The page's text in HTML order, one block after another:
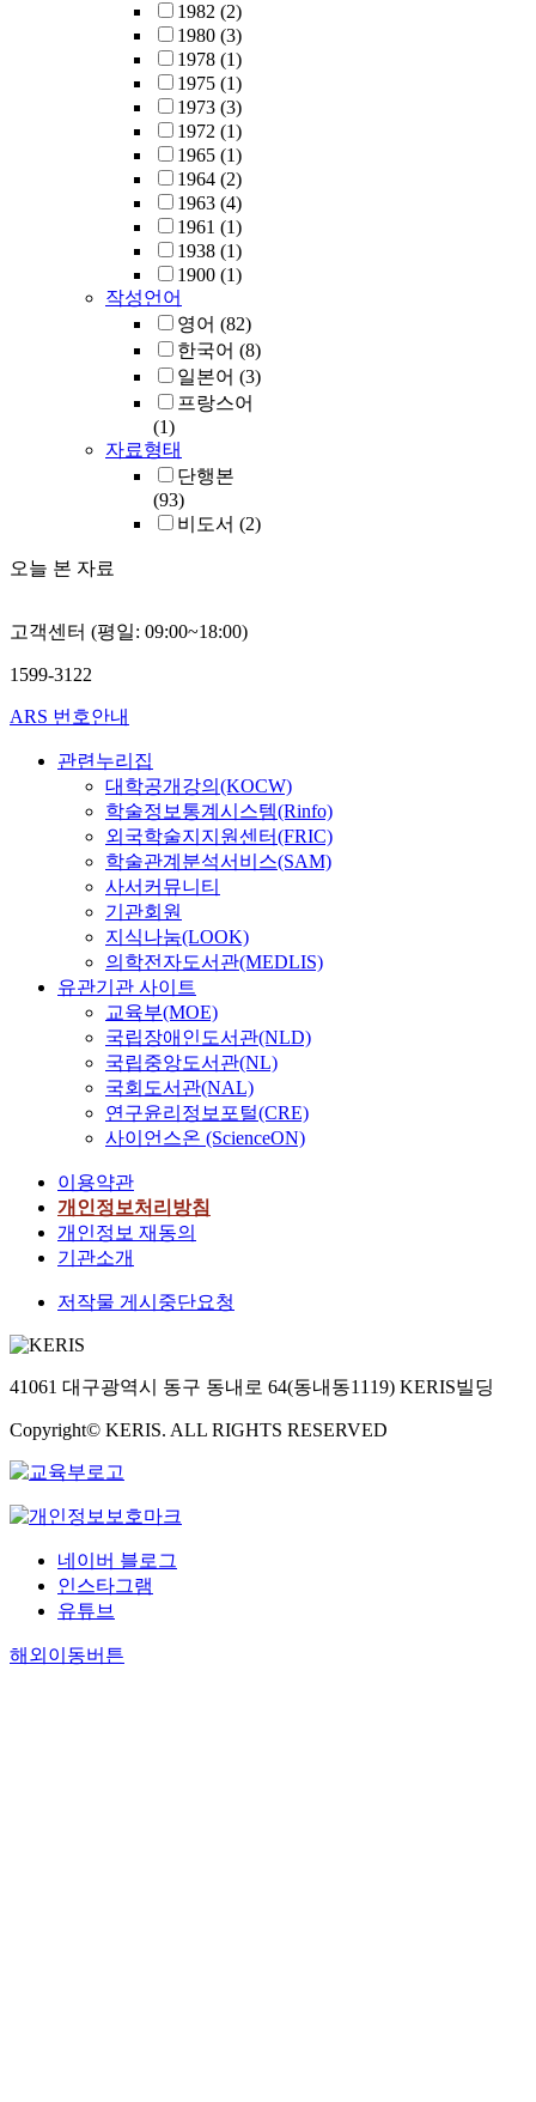
1982 (2)
1980 (3)
1978 (1)
1975 (1)
1973 (3)
1972 (1)
1965 (1)
1964 (2)
1963 (4)
1961 (1)
1938 (1)
1900 (1)
작성언어
영어 (82)
한국어 (8)
일본어 (3)
프랑스어
(1)
자료형태
단행본
(93)
비도서 (2)
오늘 본 자료
고객센터 (평일: 09:00~18:00)
1599-3122
ARS 번호안내
관련누리집
대학공개강의(KOCW)
학술정보통계시스템(Rinfo)
외국학술지지원센터(FRIC)
학술관계분석서비스(SAM)
사서커뮤니티
기관회원
지식나눔(LOOK)
의학전자도서관(MEDLIS)
유관기관 사이트
교육부(MOE)
국립장애인도서관(NLD)
국립중앙도서관(NL)
국회도서관(NAL)
연구윤리정보포털(CRE)
사이언스온 (ScienceON)
이용약관
개인정보처리방침
개인정보 재동의
기관소개
저작물 게시중단요청
41061 대구광역시 동구 동내로 64(동내동1119) KERIS빌딩
Copyright© KERIS. ALL RIGHTS RESERVED
네이버 블로그
인스타그램
유튜브
해외이동버튼